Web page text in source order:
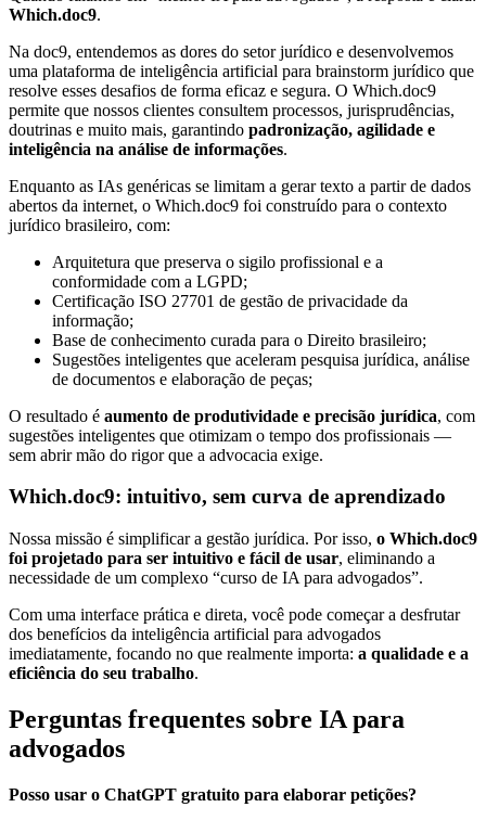
Which.doc9.
Na doc9, entendemos as dores do setor jurídico e desenvolvemos
uma plataforma de inteligência artificial para brainstorm jurídico que
resolve esses desafios de forma eficaz e segura. O Which.doc9
permite que nossos clientes consultem processos, jurisprudências,
doutrinas e muito mais, garantindo padronização, agilidade e
inteligência na análise de informações.
Enquanto as IAs genéricas se limitam a gerar texto a partir de dados
abertos da internet, o Which.doc9 foi construído para o contexto
jurídico brasileiro, com:
Arquitetura que preserva o sigilo profissional e a
conformidade com a LGPD;
Certificação ISO 27701 de gestão de privacidade da
informação;
Base de conhecimento curada para o Direito brasileiro;
Sugestões inteligentes que aceleram pesquisa jurídica, análise
de documentos e elaboração de peças;
O resultado é aumento de produtividade e precisão jurídica, com
sugestões inteligentes que otimizam o tempo dos profissionais —
sem abrir mão do rigor que a advocacia exige.
Which.doc9: intuitivo, sem curva de aprendizado
Nossa missão é simplificar a gestão jurídica. Por isso, o Which.doc9
foi projetado para ser intuitivo e fácil de usar, eliminando a
necessidade de um complexo “curso de IA para advogados”.
Com uma interface prática e direta, você pode começar a desfrutar
dos benefícios da inteligência artificial para advogados
imediatamente, focando no que realmente importa: a qualidade e a
eficiência do seu trabalho.
Perguntas frequentes sobre IA para
advogados
Posso usar o ChatGPT gratuito para elaborar petições?